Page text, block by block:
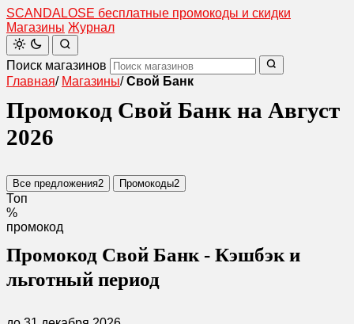
SCANDALOSE бесплатные промокоды и скидки
Магазины Журнал
Поиск магазинов
Главная/ Магазины/ Свой Банк
Промокод Свой Банк на Август
2026
Все предложения2 Промокоды2
Топ
%
промокод
Промокод Свой Банк - Кэшбэк и
льготный период